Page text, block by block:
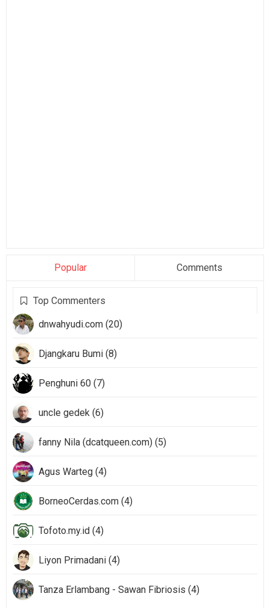
Popular Comments
Top Commenters
dnwahyudi.com (20)
Djangkaru Bumi (8)
Penghuni 60 (7)
uncle gedek (6)
fanny Nila (dcatqueen.com) (5)
Agus Warteg (4)
BorneoCerdas.com (4)
Tofoto.my.id (4)
Liyon Primadani (4)
Tanza Erlambang - Sawan Fibriosis (4)